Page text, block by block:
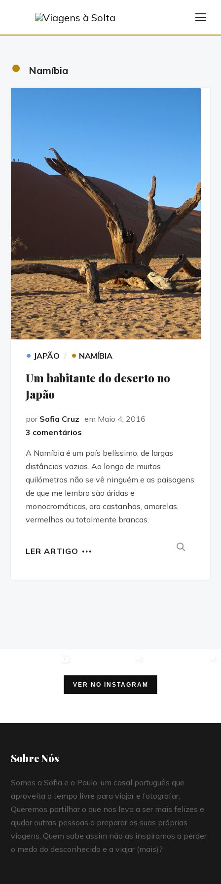
• Namíbia
• JAPÃO • NAMÍBIA
Um habitante do deserto no
Japão
por Sofia Cruz em Maio 4, 2016
3 comentários
A Namíbia é um país belíssimo, de largas
distâncias vazias. Ao longo de muitos
quilómetros não se vê ninguém e as paisagens
de que me lembro são áridas e
monocromáticas, ora castanhas, amarelas,
vermelhas ou totalmente brancas.
LER ARTIGO
VER NO INSTAGRAM
Sobre Nós
Somos a Sofia e o Paulo, um casal português que
aproveita o tempo livre para viajar e fotografar.
Queremos partilhar o que nos leva a ser mais felizes e
ajudar outras pessoas a preparar as suas próprias
viagens. Quem sabe assim não as inspiramos a perder
o medo do desconhecido e a viajar (mais)?